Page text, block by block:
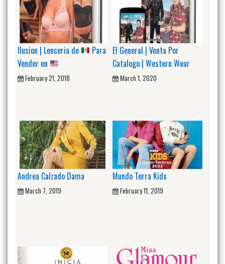
Ilusion | Lenceria de
Para
Vender en
February 21, 2018
El General | Venta Por
Catalogo | Western Wear
March 1, 2020
Andrea Calzado Dama
March 7, 2019
Mundo Terra Kids
February 11, 2019